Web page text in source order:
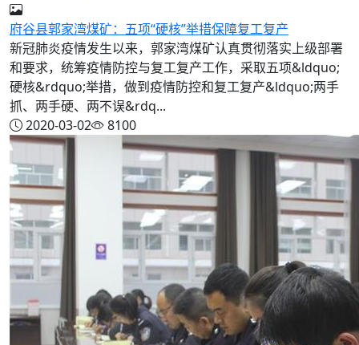
府谷县郭家湾煤矿：五项“硬核”举措保障复工复产
新冠肺炎疫情发生以来，郭家湾煤矿认真贯彻落实上级部署
和要求，统筹疫情防控与复工复产工作，采取五项&ldquo;
硬核&rdquo;举措，做到疫情防控和复工复产&ldquo;两手
抓、两手硬、两不误&rdq...
2020-03-02
8100